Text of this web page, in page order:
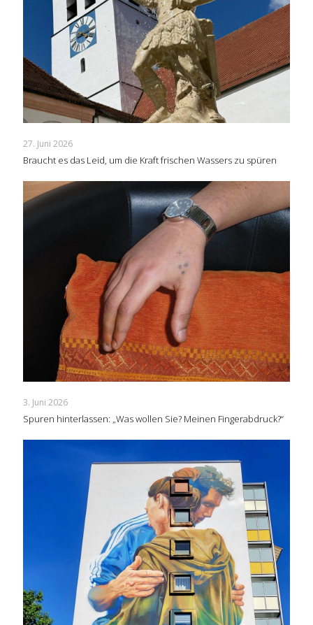
27. Juni 2026
Braucht es das Leid, um die Kraft frischen Wassers zu spüren
3. Juni 2026
Spuren hinterlassen: „Was wollen Sie? Meinen Fingerabdruck?“